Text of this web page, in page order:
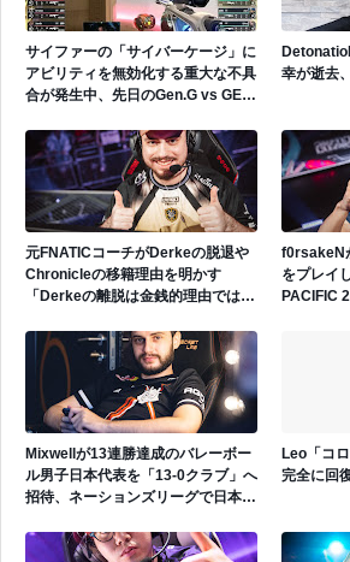
サイファーの「サイバーケージ」に
アビリティを無効化する重大な不具
合が発生中、先日のGen.G vs GEで
幸が逝去
元FNATICコーチがDerkeの脱退や
Chronicleの移籍理由を明かす
「Derkeの離脱は金銭的理由ではな
f0rsakeN
をプレイ
PACIFIC
Mixwellが13連勝達成のバレーボー
ル男子日本代表を「13-0クラブ」へ
招待、ネーションズリーグで日本代
Leo「コ
完全に回